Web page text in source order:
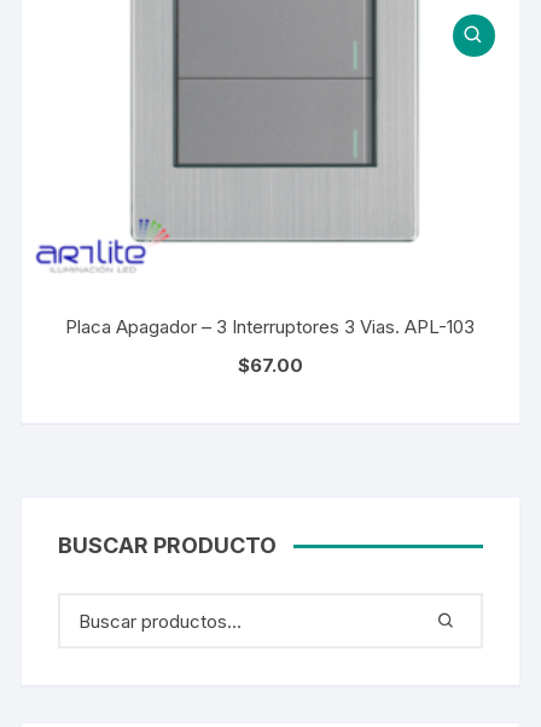
Placa Apagador – 3 Interruptores 3 Vias. APL-103
$67.00
BUSCAR PRODUCTO